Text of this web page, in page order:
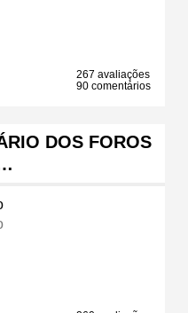
267 avaliações
90 comentários
DOS FOROS